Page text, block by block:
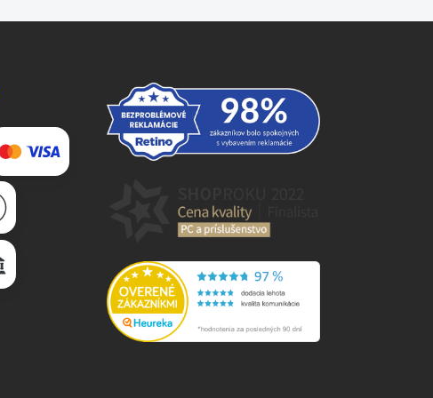
AI asistent · online